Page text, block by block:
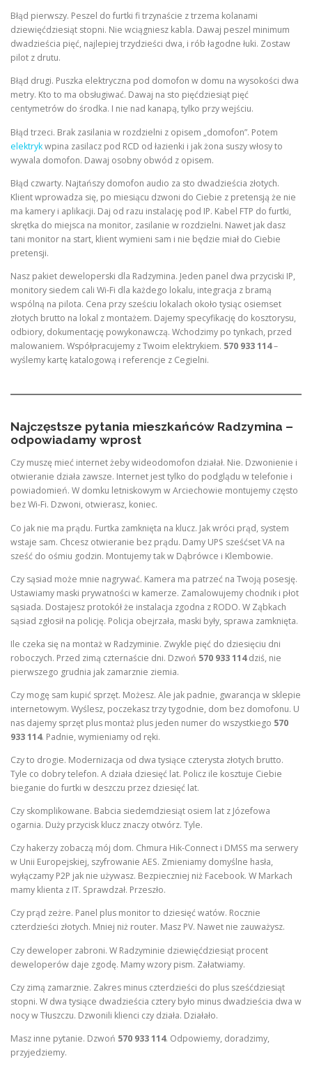
Błąd pierwszy. Peszel do furtki fi trzynaście z trzema kolanami
dziewięćdziesiąt stopni. Nie wciągniesz kabla. Dawaj peszel minimum
dwadzieścia pięć, najlepiej trzydzieści dwa, i rób łagodne łuki. Zostaw
pilot z drutu.
Błąd drugi. Puszka elektryczna pod domofon w domu na wysokości dwa
metry. Kto to ma obsługiwać. Dawaj na sto pięćdziesiąt pięć
centymetrów do środka. I nie nad kanapą, tylko przy wejściu.
Błąd trzeci. Brak zasilania w rozdzielni z opisem „domofon”. Potem
elektrykwpina zasilacz pod RCD od łazienki i jak żona suszy włosy to
wywala domofon. Dawaj osobny obwód z opisem.
Błąd czwarty. Najtańszy domofon audio za sto dwadzieścia złotych.
Klient wprowadza się, po miesiącu dzwoni do Ciebie z pretensją że nie
ma kamery i aplikacji. Daj od razu instalację pod IP. Kabel FTP do furtki,
skrętka do miejsca na monitor, zasilanie w rozdzielni. Nawet jak dasz
tani monitor na start, klient wymieni sam i nie będzie miał do Ciebie
pretensji.
Nasz pakiet deweloperski dla Radzymina. Jeden panel dwa przyciski IP,
monitory siedem cali Wi-Fi dla każdego lokalu, integracja z bramą
wspólną na pilota. Cena przy sześciu lokalach około tysiąc osiemset
złotych brutto na lokal z montażem. Dajemy specyfikację do kosztorysu,
odbiory, dokumentację powykonawczą. Wchodzimy po tynkach, przed
malowaniem. Współpracujemy z Twoim elektrykiem. 570 933 114–
wyślemy kartę katalogową i referencje z Cegielni.
Najczęstsze pytania mieszkańców Radzymina –
odpowiadamy wprost
Czy muszę mieć internet żeby wideodomofon działał. Nie. Dzwonienie i
otwieranie działa zawsze. Internet jest tylko do podglądu w telefonie i
powiadomień. W domku letniskowym w Arciechowie montujemy często
bez Wi-Fi. Dzwoni, otwierasz, koniec.
Co jak nie ma prądu. Furtka zamknięta na klucz. Jak wróci prąd, system
wstaje sam. Chcesz otwieranie bez prądu. Damy UPS sześćset VA na
sześć do ośmiu godzin. Montujemy tak w Dąbrówce i Klembowie.
Czy sąsiad może mnie nagrywać. Kamera ma patrzeć na Twoją posesję.
Ustawiamy maski prywatności w kamerze. Zamalowujemy chodnik i płot
sąsiada. Dostajesz protokół że instalacja zgodna z RODO. W Ząbkach
sąsiad zgłosił na policję. Policja obejrzała, maski były, sprawa zamknięta.
Ile czeka się na montaż w Radzyminie. Zwykle pięć do dziesięciu dni
roboczych. Przed zimą czternaście dni. Dzwoń 570 933 114dziś, nie
pierwszego grudnia jak zamarznie ziemia.
Czy mogę sam kupić sprzęt. Możesz. Ale jak padnie, gwarancja w sklepie
internetowym. Wyślesz, poczekasz trzy tygodnie, dom bez domofonu. U
nas dajemy sprzęt plus montaż plus jeden numer do wszystkiego 570
933 114. Padnie, wymieniamy od ręki.
Czy to drogie. Modernizacja od dwa tysiące czterysta złotych brutto.
Tyle co dobry telefon. A działa dziesięć lat. Policz ile kosztuje Ciebie
bieganie do furtki w deszczu przez dziesięć lat.
Czy skomplikowane. Babcia siedemdziesiąt osiem lat z Józefowa
ogarnia. Duży przycisk klucz znaczy otwórz. Tyle.
Czy hakerzy zobaczą mój dom. Chmura Hik-Connect i DMSS ma serwery
w Unii Europejskiej, szyfrowanie AES. Zmieniamy domyślne hasła,
wyłączamy P2P jak nie używasz. Bezpieczniej niż Facebook. W Markach
mamy klienta z IT. Sprawdzał. Przeszło.
Czy prąd zeżre. Panel plus monitor to dziesięć watów. Rocznie
czterdzieści złotych. Mniej niż router. Masz PV. Nawet nie zauważysz.
Czy deweloper zabroni. W Radzyminie dziewięćdziesiąt procent
deweloperów daje zgodę. Mamy wzory pism. Załatwiamy.
Czy zimą zamarznie. Zakres minus czterdzieści do plus sześćdziesiąt
stopni. W dwa tysiące dwadzieścia cztery było minus dwadzieścia dwa w
nocy w Tłuszczu. Dzwonili klienci czy działa. Działało.
Masz inne pytanie. Dzwoń 570 933 114. Odpowiemy, doradzimy,
przyjedziemy.